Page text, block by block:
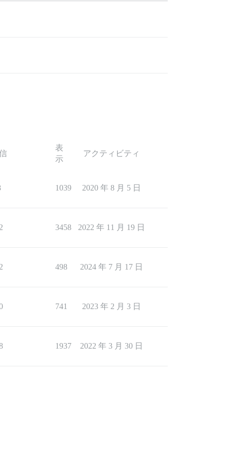
表
示
アクティビティ
1039 2020 年 8 月 5 日
3458 2022 年 11 月 19 日
498 2024 年 7 月 17 日
741 2023 年 2 月 3 日
1937 2022 年 3 月 30 日